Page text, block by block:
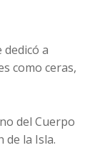
dedicó a
como ceras,
del Cuerpo
de la Isla.